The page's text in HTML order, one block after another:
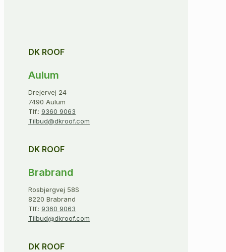
DK ROOF
Aulum
Drejervej 24
7490 Aulum
Tlf.: 9360 9063
Tilbud@dkroof.com
DK ROOF
Brabrand
Rosbjergvej 58S
8220 Brabrand
Tlf.: 9360 9063
Tilbud@dkroof.com
DK ROOF